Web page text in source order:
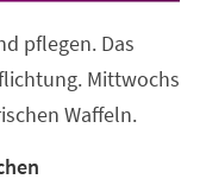
pflegen. Das
Mittwochs
Waffeln.